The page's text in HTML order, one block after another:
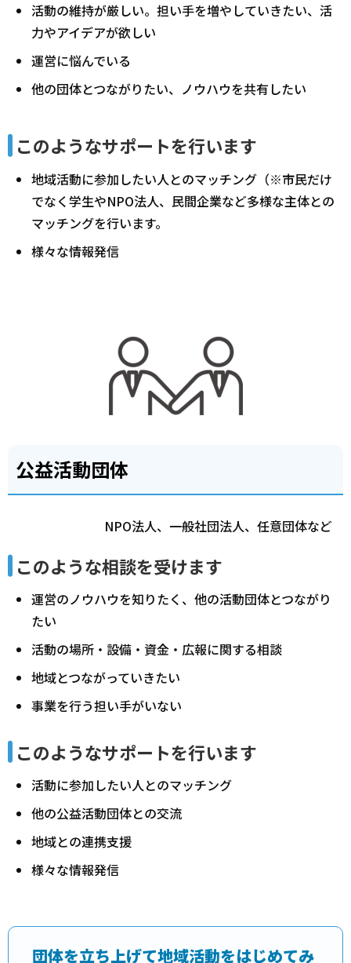
活動の維持が厳しい。担い手を増やしていきたい、活
力やアイデアが欲しい
運営に悩んでいる
他の団体とつながりたい、ノウハウを共有したい
このようなサポートを行います
地域活動に参加したい人とのマッチング（※市民だけ
でなく学生やNPO法人、民間企業など多様な主体との
マッチングを行います。
様々な情報発信
公益活動団体
NPO法人、一般社団法人、任意団体など
このような相談を受けます
運営のノウハウを知りたく、他の活動団体とつながり
たい
活動の場所・設備・資金・広報に関する相談
地域とつながっていきたい
事業を行う担い手がいない
このようなサポートを行います
活動に参加したい人とのマッチング
他の公益活動団体との交流
地域との連携支援
様々な情報発信
団体を立ち上げて地域活動をはじめてみ